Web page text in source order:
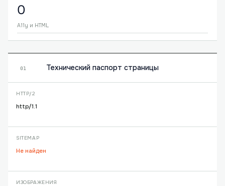
0
A11y и HTML
01 Технический паспорт страницы
HTTP/2
http/1.1
SITEMAP
Не найден
ИЗОБРАЖЕНИЯ